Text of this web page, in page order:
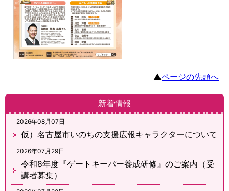
▲ページの先頭へ
新着情報
2026年08月07日
仮）名古屋市いのちの支援広報キャラクターについて
2026年07月29日
令和8年度『ゲートキーパー養成研修』のご案内（受
講者募集）